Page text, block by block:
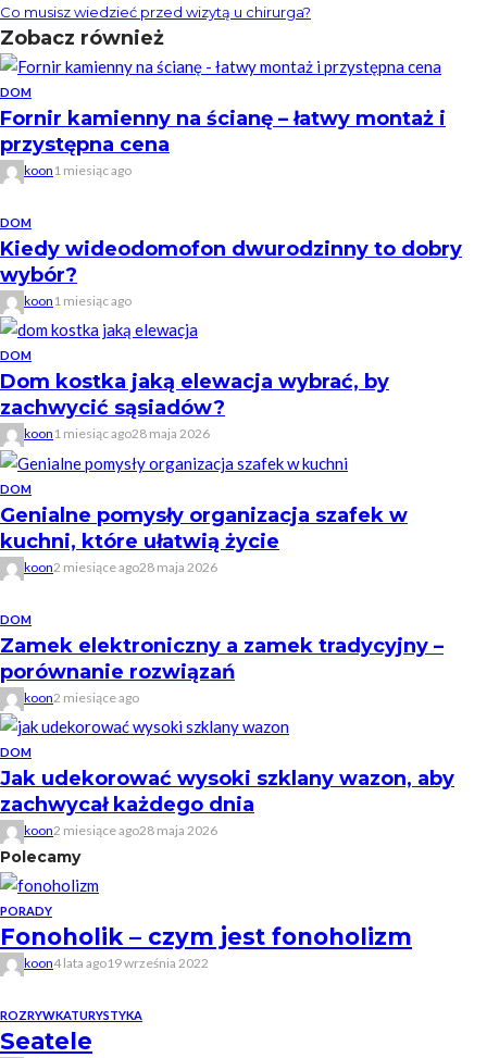
Co musisz wiedzieć przed wizytą u chirurga?
Zobacz również
DOM
Fornir kamienny na ścianę – łatwy montaż i
przystępna cena
koon 1 miesiąc ago
DOM
Kiedy wideodomofon dwurodzinny to dobry
wybór?
koon 1 miesiąc ago
DOM
Dom kostka jaką elewacja wybrać, by
zachwycić sąsiadów?
koon 1 miesiąc ago28 maja 2026
DOM
Genialne pomysły organizacja szafek w
kuchni, które ułatwią życie
koon2 miesiące ago28 maja 2026
DOM
Zamek elektroniczny a zamek tradycyjny –
porównanie rozwiązań
koon2 miesiące ago
DOM
Jak udekorować wysoki szklany wazon, aby
zachwycał każdego dnia
koon2 miesiące ago28 maja 2026
Polecamy
PORADY
Fonoholik – czym jest fonoholizm
koon4 lata ago19 września 2022
ROZRYWKATURYSTYKA
Seatele